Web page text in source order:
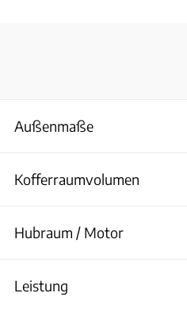
Außenmaße
Kofferraumvolumen
Hubraum / Motor
Leistung